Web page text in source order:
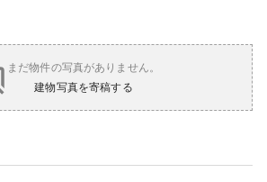
まだ物件の写真がありません。
建物写真を寄稿する